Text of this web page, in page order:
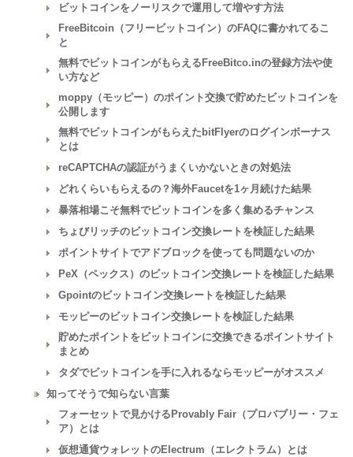
ビットコインをノーリスクで運用して増やす方法
FreeBitcoin（フリービットコイン）のFAQに書かれてるこ
と
無料でビットコインがもらえるFreeBitco.inの登録方法や使
い方など
moppy（モッピー）のポイント交換で貯めたビットコインを
公開します
無料でビットコインがもらえたbitFlyerのログインボーナス
とは
reCAPTCHAの認証がうまくいかないときの対処法
どれくらいもらえるの？海外Faucetを1ヶ月続けた結果
暴落相場こそ無料でビットコインを多く集めるチャンス
ちょびリッチのビットコイン交換レートを検証した結果
ポイントサイトでアドブロックを使っても問題ないのか
PeX（ペックス）のビットコイン交換レートを検証した結果
Gpointのビットコイン交換レートを検証した結果
モッピーのビットコイン交換レートを検証した結果
貯めたポイントをビットコインに交換できるポイントサイト
まとめ
タダでビットコインを手に入れるならモッピーがオススメ
知ってそうで知らない言葉
フォーセットで見かけるProvably Fair（プロバブリー・フェ
ア）とは
仮想通貨ウォレットのElectrum（エレクトラム）とは